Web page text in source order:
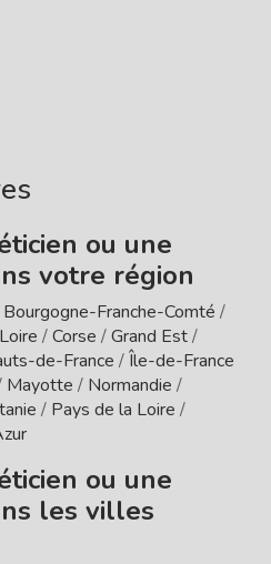
ou une
votre région
Bourgogne-Franche-Comté /
/Corse /Grand Est/
de-France /Île-de-France
Mayotte / Normandie /
/ Pays de la Loire /
ou une
les villes